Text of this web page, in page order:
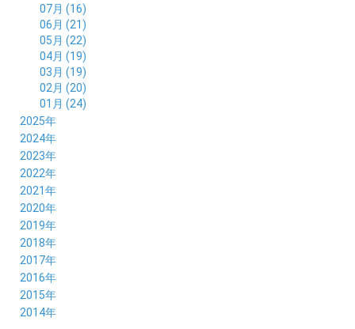
07月 (16)
06月 (21)
05月 (22)
04月 (19)
03月 (19)
02月 (20)
01月 (24)
2025年
12月 (14)
11月 (17)
10月 (21)
09月 (20)
08月 (20)
07月 (18)
06月 (22)
05月 (21)
04月 (19)
03月 (19)
02月 (19)
01月 (21)
2024年
12月 (19)
11月 (21)
10月 (23)
09月 (23)
08月 (20)
07月 (21)
06月 (22)
05月 (18)
04月 (26)
03月 (23)
02月 (29)
2023年
12月 (19)
11月 (19)
10月 (20)
09月 (22)
08月 (24)
07月 (26)
06月 (25)
05月 (28)
04月 (26)
03月 (30)
2022年
12月 (36)
11月 (16)
10月 (22)
09月 (20)
08月 (18)
07月 (21)
06月 (23)
05月 (25)
04月 (20)
2021年
12月 (18)
11月 (19)
10月 (20)
09月 (24)
08月 (35)
07月 (17)
06月 (25)
05月 (31)
2020年
12月 (19)
11月 (23)
10月 (24)
09月 (29)
08月 (26)
07月 (25)
06月 (21)
2019年
12月 (26)
11月 (21)
10月 (26)
09月 (26)
08月 (31)
07月 (22)
2018年
12月 (22)
11月 (28)
10月 (23)
09月 (27)
08月 (24)
2017年
12月 (20)
11月 (22)
10月 (21)
2016年
12月 (26)
11月 (21)
2015年
12月 (36)
2014年